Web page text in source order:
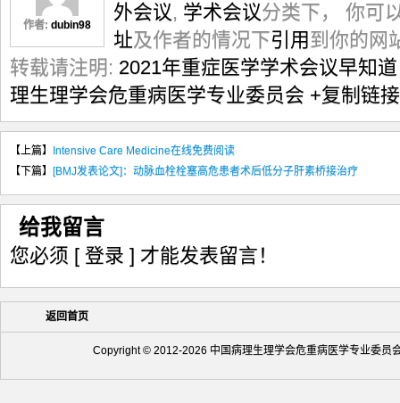
作者: dubin98
外会议, 学术会议分类下， 你可
址及作者的情况下引用 到你的网
转载请注明: 2021年重症医学学术会议早知
理生理学会危重病医学专业委员会 +复制链接
【上篇】
Intensive Care Medicine在线免费阅读
【下篇】
[BMJ发表论文]：动脉血栓栓塞高危患者术后低分子肝素桥接治疗
给我留言
您必须 [ 登录 ] 才能发表留言！
返回首页
Copyright © 2012-2026 中国病理生理学会危重病医学专业委